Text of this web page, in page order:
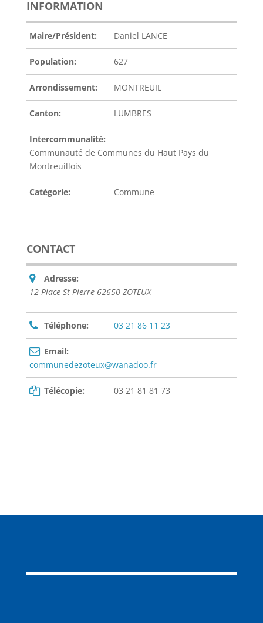
INFORMATION
Maire/Président: Daniel LANCE
Population: 627
Arrondissement: MONTREUIL
Canton: LUMBRES
Intercommunalité:
Communauté de Communes du Haut Pays du
Montreuillois
Catégorie: Commune
CONTACT
Adresse:
12 Place St Pierre 62650 ZOTEUX
Téléphone: 03 21 86 11 23
Email:
communedezoteux@wanadoo.fr
Télécopie: 03 21 81 81 73